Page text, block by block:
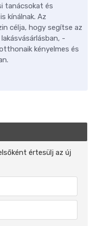
tanácsokat és
kínálnak. Az
célja, hogy segítse az
-
kényelmes és
értesülj az új